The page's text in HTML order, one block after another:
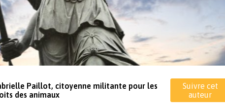
Paillot, citoyenne militante pour les
des animaux
Suivre cet
auteur